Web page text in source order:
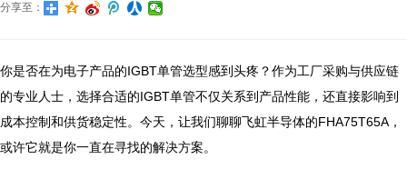
分享至：
你是否在为电子产品的IGBT单管选型感到头疼？作为工厂采购与供应链
的专业人士，选择合适的IGBT单管不仅关系到产品性能，还直接影响到
成本控制和供货稳定性。今天，让我们聊聊飞虹半导体的FHA75T65A，
或许它就是你一直在寻找的解决方案。